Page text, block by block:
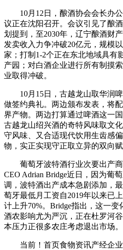
10月12日，酿酒协会会长办公
议正在沈阳召开。会议引见了酿
划提到，至2030年，辽宁酿酒财
发卖收入力争冲破20亿元，规模
家；打制1-2个正在东北地域具有
产园；对白酒企业进行所有制摸
业取得冲破。
10月15日，古越龙山取华润啤
做签约典礼。两边颁布发表，将
界产物。两边打算通过啤酒这一
古越龙山绍兴酒的奇特风味取文
守风味、又合适现代饮用生齿感
物，实正实现守正取立异的双向赋
葡萄牙波特酒行业次要出产商
CEO Adrian Bridge近日，因为葡
调，波特酒出产成本急剧添加，
萄牙最低月工资自2019年以来已
计上升70%。Bridge指出，这一
酒农影响尤为严沉，正在杜罗河
本压力正很多农庄考虑退出市场。
当前！首页食物资讯产经企业